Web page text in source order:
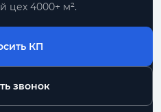
цех 4000+ м².
КП
звонок